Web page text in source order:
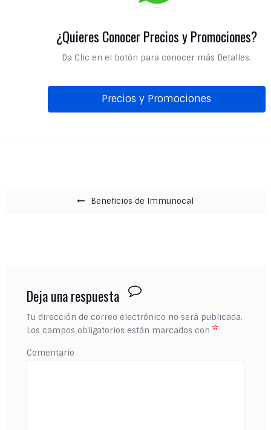
¿Quieres Conocer Precios y Promociones?
Da Clic en el botón para conocer más Detalles.
Precios y Promociones
Beneficios de Immunocal
Deja una respuesta
Tu dirección de correo electrónico no será publicada.
Los campos obligatorios están marcados con *
Comentario